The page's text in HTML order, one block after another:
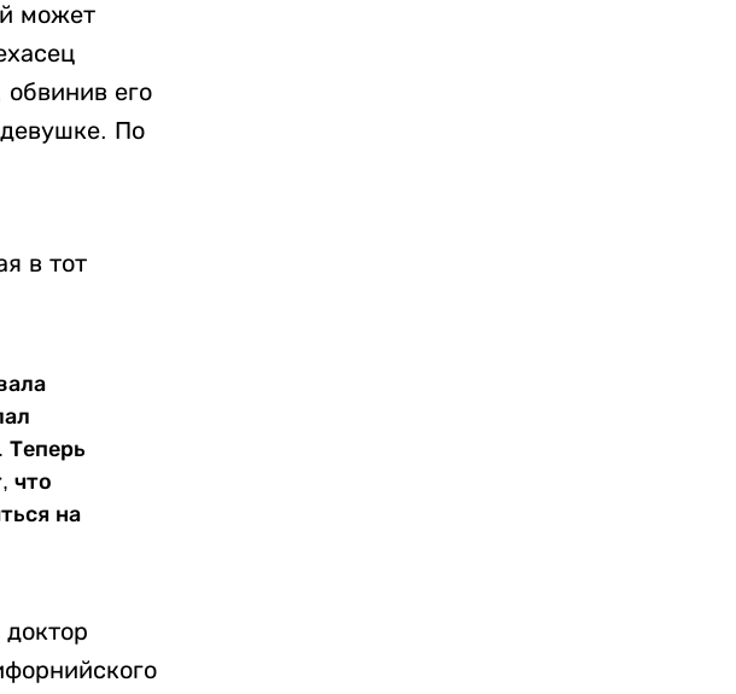
может
его
девушке. По
в тот
Теперь
что
на